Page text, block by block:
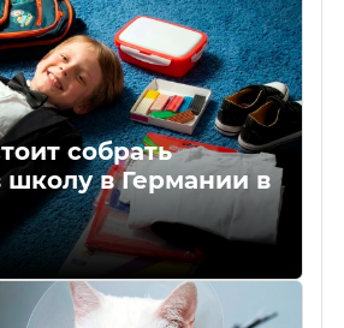
собрать
школу в Германии в